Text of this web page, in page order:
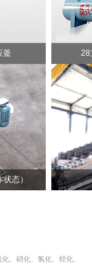
釜 28
态）
、硝化、氢化、烃化、